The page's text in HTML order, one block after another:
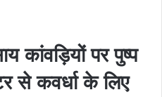
कांवड़ियों पर पुष्प
से कवर्धा के लिए